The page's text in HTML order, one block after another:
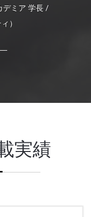
デミア 学長 /
）
実績